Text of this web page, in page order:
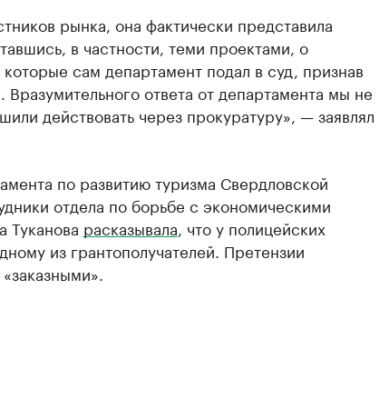
рынка, она фактически представила
в частности, теми проектами, о
сам департамент подал в суд, признав
ответа от департамента мы не
действовать через прокуратуру», — заявлял
по развитию туризма Свердловской
отдела по борьбе с экономическими
Туканова расказывала , что у полицейских
из грантополучателей. Претензии